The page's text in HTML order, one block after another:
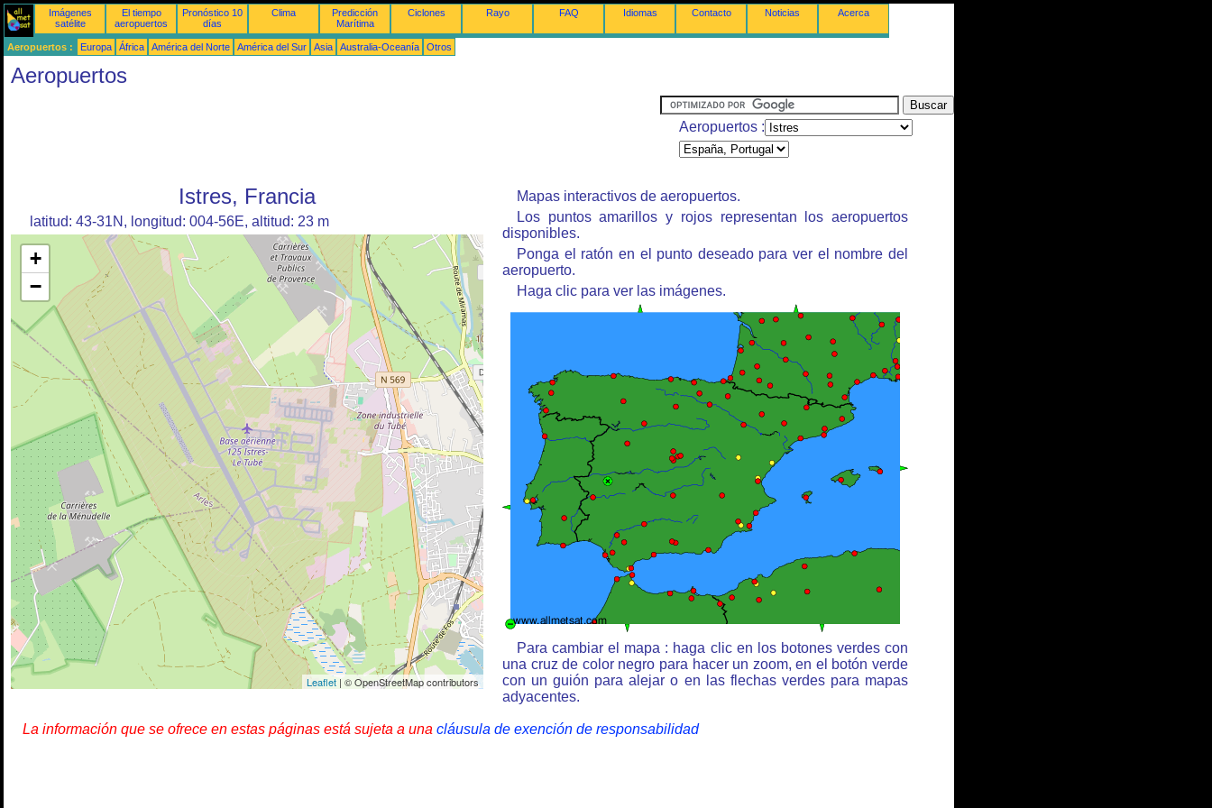
Imágenes
satélite
El tiempo
aeropuertos
Pronóstico 10
días
Clima
Predicción
Marítima
Ciclones Rayo FAQ Idiomas Contacto Noticias Acerca
Aeropuertos : Europa África América del Norte América del Sur Asia Australia-Oceanía Otros
Aeropuertos
Aeropuertos :
Istres, Francia
latitud: 43-31N, longitud: 004-56E, altitud: 23 m
+
−
Leaflet | © OpenStreetMap contributors
Mapas interactivos de aeropuertos.
Los puntos amarillos y rojos representan los aeropuertos
disponibles.
Ponga el ratón en el punto deseado para ver el nombre del
aeropuerto.
Haga clic para ver las imágenes.
Para cambiar el mapa : haga clic en los botones verdes con
una cruz de color negro para hacer un zoom, en el botón verde
con un guión para alejar o en las flechas verdes para mapas
adyacentes.
La información que se ofrece en estas páginas está sujeta a una cláusula de exención de responsabilidad